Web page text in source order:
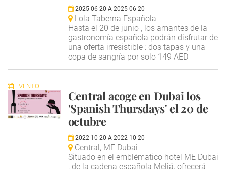
2025-06-20 A 2025-06-20
Lola Taberna Española
Hasta el 20 de junio , los amantes de la
gastronomía española podrán disfrutar de
una oferta irresistible : dos tapas y una
copa de sangría por solo 149 AED
EVENTO
Central acoge en Dubai los
'Spanish Thursdays' el 20 de
octubre
2022-10-20 A 2022-10-20
Central, ME Dubai
Situado en el emblématico hotel ME Dubai
, de la cadena española Meliá, ofrecerá